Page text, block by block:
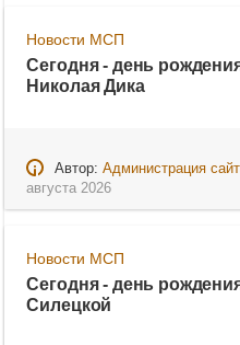
Новости МСП
Сегодня - день
Николая Дика
Автор: Администрация
августа 2026
Новости МСП
Сегодня - день
Силецкой